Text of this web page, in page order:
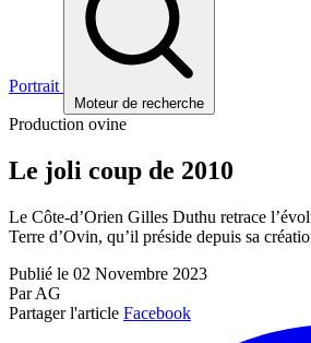
Portrait
Moteur de recherche
Production ovine
Le joli coup de 2010
Le Côte-d’Orien Gilles Duthu retrace
Terre d’Ovin, qu’il préside depuis sa
Publié le 02 Novembre 2023
Par AG
Partager l'article Facebook